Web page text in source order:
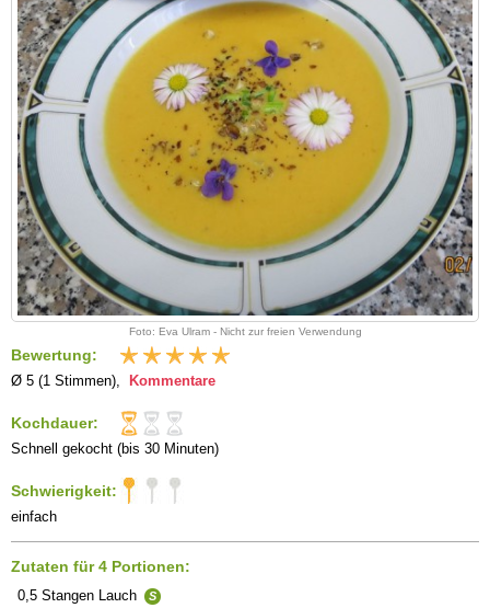
Foto: Eva Ulram - Nicht zur freien Verwendung
Bewertung:
Ø 5 (1 Stimmen), Kommentare
Kochdauer:
Schnell gekocht (bis 30 Minuten)
Schwierigkeit:
einfach
Zutaten für 4 Portionen:
0,5 Stangen Lauch S